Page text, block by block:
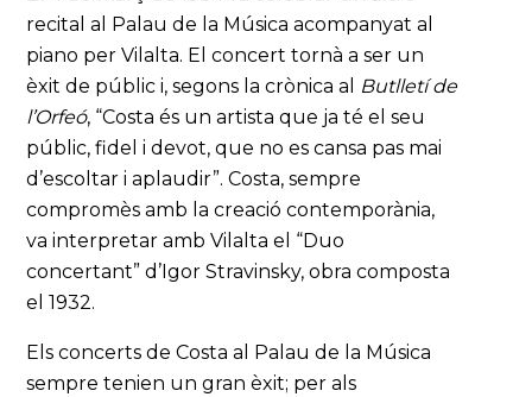
recital al Palau de la Música acompanyat al
piano per Vilalta. El concert tornà a ser un
èxit de públic i, segons la crònica al Butlletí de
l’Orfeó, “Costa és un artista que ja té el seu
públic, fidel i devot, que no es cansa pas mai
d’escoltar i aplaudir”. Costa, sempre
compromès amb la creació contemporània,
va interpretar amb Vilalta el “Duo
concertant” d’Igor Stravinsky, obra composta
el 1932.
Els concerts de Costa al Palau de la Música
sempre tenien un gran èxit; per als